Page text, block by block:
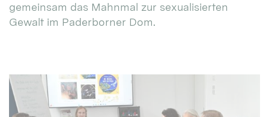
gemeinsam das Mahnmal zur sexualisierten
Gewalt im Paderborner Dom.